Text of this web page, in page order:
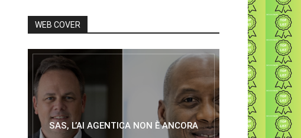
WEB COVER
SAS, L’AI AGENTICA NON È ANCORA